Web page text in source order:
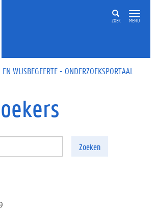
gaan
ZOEK MENU
WIJSBEGEERTE - ONDERZOEKSPORTAAL
Zoeken